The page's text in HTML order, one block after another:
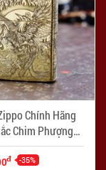
Chính Hãng
Chim Phượng
đ -35%